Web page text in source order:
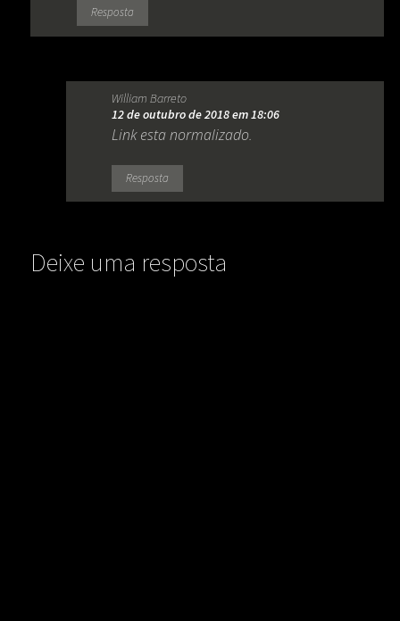
Resposta
William Barreto
12 de outubro de 2018 em 18:06
Link esta normalizado.
Resposta
Deixe uma resposta